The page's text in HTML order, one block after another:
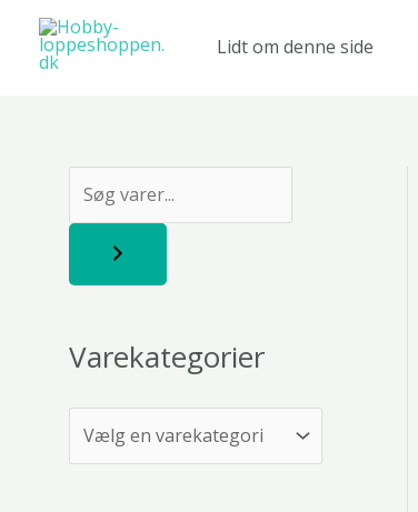
indholdet
Lidt om denne side
ø
Varekategorier